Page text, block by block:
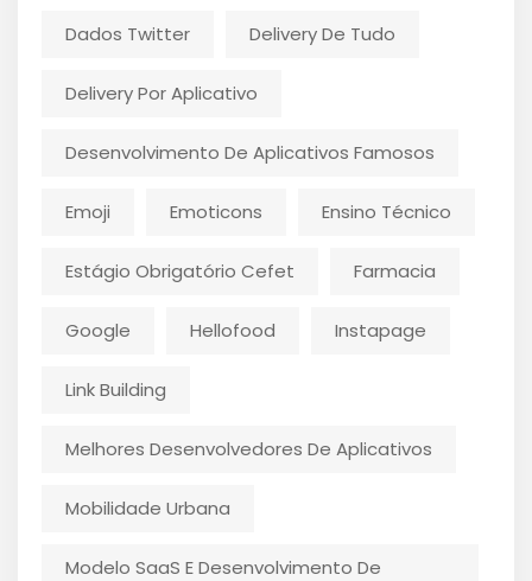
Dados Twitter Delivery De Tudo
Delivery Por Aplicativo
Desenvolvimento De Aplicativos Famosos
Emoji Emoticons Ensino Técnico
Estágio Obrigatório Cefet Farmacia
Google Hellofood Instapage
Link Building
Melhores Desenvolvedores De Aplicativos
Mobilidade Urbana
Modelo SaaS E Desenvolvimento De